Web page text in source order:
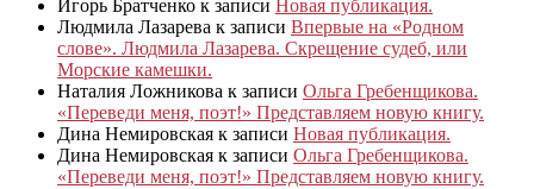
Игорь Братченко к записи Новая публикация.
Людмила Лазарева к записи Впервые на «Родном
слове». Людмила Лазарева. Скрещение судеб, или
Морские камешки.
Наталия Ложникова к записи Ольга Гребенщикова.
«Переведи меня, поэт!» Представляем новую книгу.
Дина Немировская к записи Новая публикация.
Дина Немировская к записи Ольга Гребенщикова.
«Переведи меня, поэт!» Представляем новую книгу.